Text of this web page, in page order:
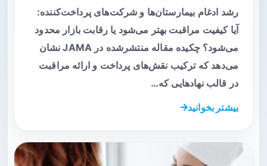
رشد ادغام بیمارستان‌ها و شرکت‌های پرداخت‌کننده:
آیا کیفیت مراقبت بهتر می‌شود یا رقابت بازار محدود
می‌شود؟ چکیده مقاله منتشرشده در JAMA نشان
می‌دهد که ترکیب نقش‌های پرداخت و ارائه مراقبت
در قالب نهادهایی که…
بیشتر بخوانید